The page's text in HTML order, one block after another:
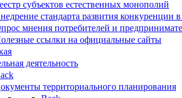
субъектов естественных монополий
стандарта развития конкуренции
мнения потребителей и
ссылки на официальные сайты
деятельность
территориального планирования